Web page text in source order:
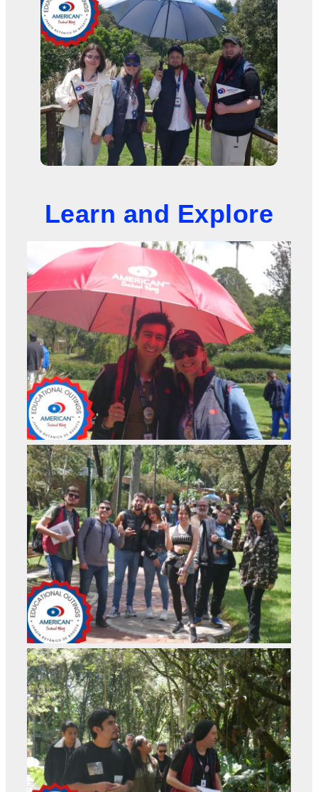
Learn and Explore